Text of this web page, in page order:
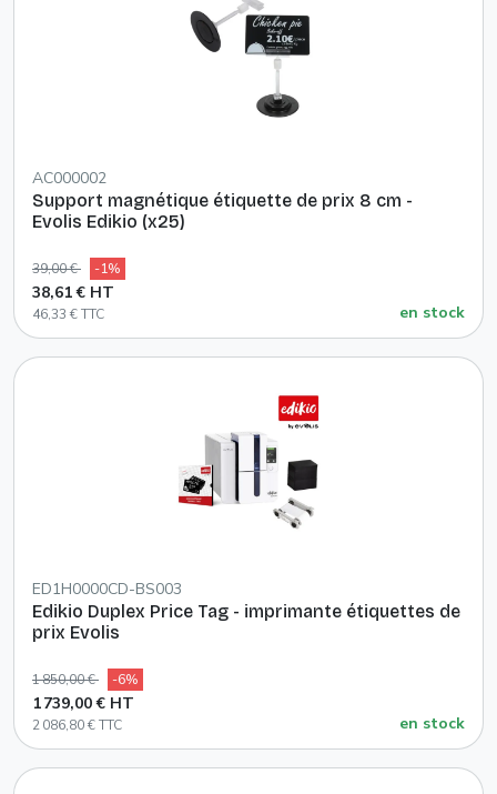
AC000002
Support magnétique étiquette de prix 8 cm -
Evolis Edikio (x25)
39,00 € -1%
38,61 € HT
46,33 € TTC en stock
ED1H0000CD-BS003
Edikio Duplex Price Tag - imprimante étiquettes de
prix Evolis
1 850,00 € -6%
1 739,00 € HT
2 086,80 € TTC en stock